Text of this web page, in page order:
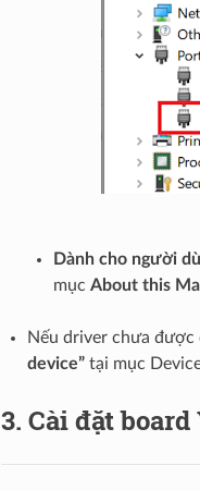
Dành cho người
mục About this
Nếu driver chưa được
device”tại mục
3. Cài đặt